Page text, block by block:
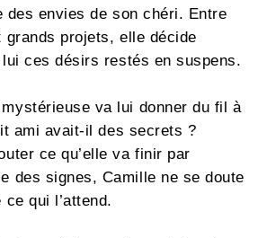
des envies de son chéri. Entre
grands projets, elle décide
lui ces désirs restés en suspens.
va lui donner du fil à
ami avait-il des secrets ?
ce qu’elle va finir par
des signes, Camille ne se doute
qui l’attend.